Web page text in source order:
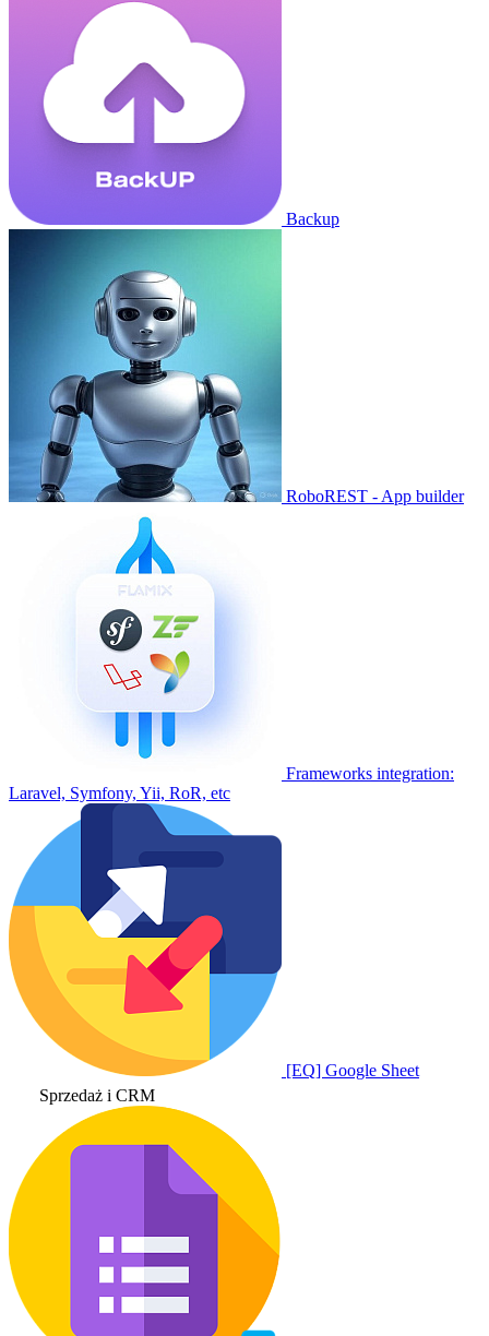
Backup
RoboREST - App builder
Frameworks integration:
Laravel, Symfony, Yii, RoR, etc
[EQ] Google Sheet
Sprzedaż i CRM